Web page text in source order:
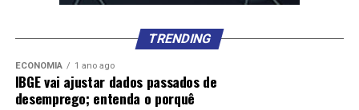
TRENDING
ECONOMIA 1 ano ago
IBGE vai ajustar dados passados de
desemprego; entenda o porquê